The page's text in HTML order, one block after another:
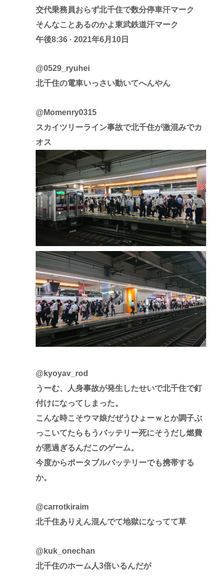
交代乗務員おらず北千住で数分停車汗マーク
そんなことあるのかよ東武鉄道汗マーク
午後8:36 · 2021年6月10日
@0529_ryuhei
北千住の電車いっさい動いてへんやん
@Momenry0315
スカイツリーライン事故で北千住が激混みでカ
オス
@kyoyav_rod
うーむ、人身事故が発生したせいで北千住で釘
付けになってしまった。
こんな時こそウマ娘だぜうひょーｗとか調子ぶ
っこいてたらもうバッテリー死にそうだし燃費
が悪過ぎるんだこのゲーム。
今度からポータブルバッテリーでも携帯する
か。
@carrotkiraim
北千住ありえん混んでて地獄になってて草
@kuk_onechan
北千住のホーム人3倍いるんだが